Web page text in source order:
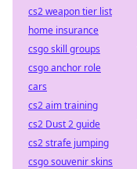
cs2 weapon tier list
home insurance
csgo skill groups
csgo anchor role
cars
cs2 aim training
cs2 Dust 2 guide
cs2 strafe jumping
csgo souvenir skins